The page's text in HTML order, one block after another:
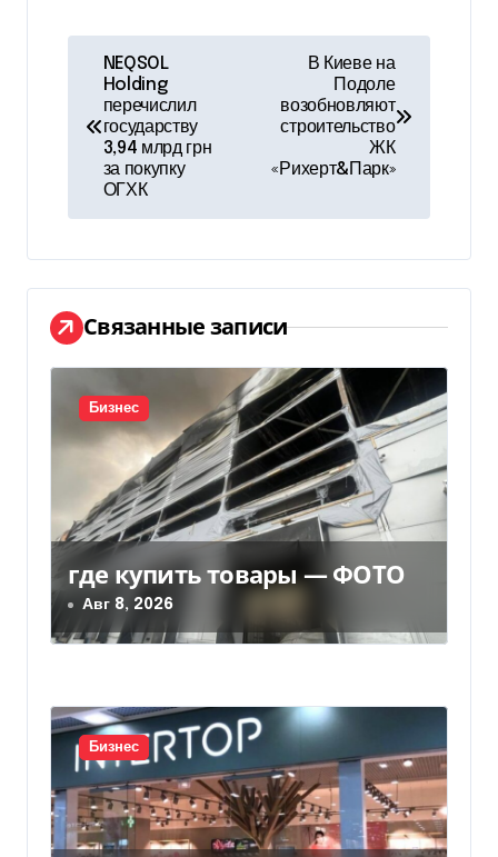
а
ц
и
я
о
з
а
п
и
с
я
м
NEQSOL
Holding
перечислил
государству
3,94 млрд грн
за покупку
ОГХК
В Киеве на
Подоле
возобновляют
строительство
ЖК
«Рихерт&Парк»
Связанные записи
Бизнес
где купить товары — ФОТО
Авг 8, 2026
Бизнес